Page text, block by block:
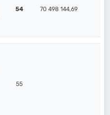
54 70 498 144,69
55